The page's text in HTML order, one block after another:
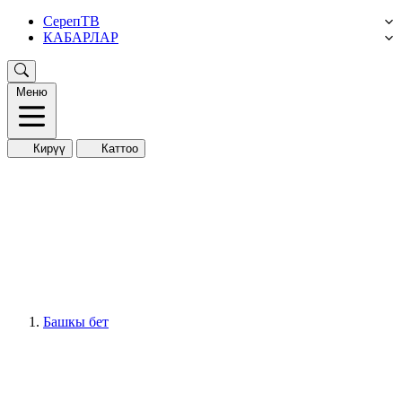
СерепТВ
КАБАРЛАР
Меню
Кирүү Каттоо
Башкы бет